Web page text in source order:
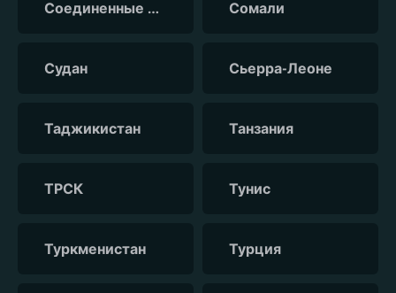
Соединенные Штаты Америки Сомали
Судан Сьерра-Леоне
Таджикистан Танзания
ТРСК Тунис
Туркменистан Турция